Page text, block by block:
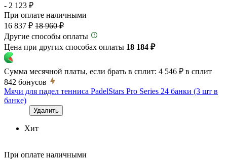
- 2 123 ₽
При оплате наличными
16 837 ₽ 18 960 ₽
Другие способы оплаты
Цена при других способах оплаты 18 184 ₽
Сумма месячной платы, если брать в сплит: 4 546 ₽ в сплит
842 бонусов
Мячи для падел тенниса PadelStars Pro Series 24 банки (3 шт в
банке)
Удалить
Хит
При оплате наличными